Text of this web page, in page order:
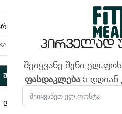
პირველად
შეიყვანე შენი
ფასდაკლება5 დღიან
Შესვლა
დამიმახსოვრე